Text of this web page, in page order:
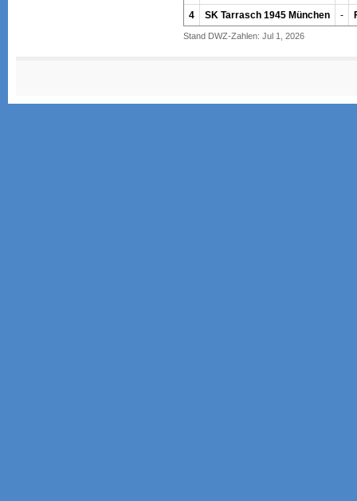
4
SK Tarrasch 1945 München -
Stand DWZ-Zahlen: Jul 1, 2026